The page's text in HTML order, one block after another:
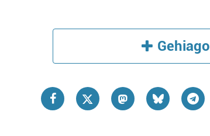
Gehiago